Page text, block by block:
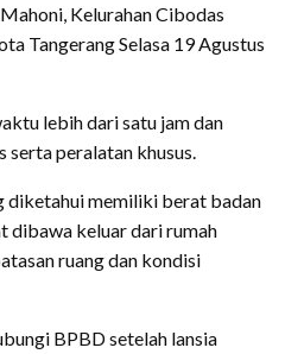
Kelurahan Cibodas
Tangerang Selasa 19 Agustus
lebih dari satu jam dan
serta peralatan khusus.
diketahui memiliki berat badan
dibawa keluar dari rumah
ruang dan kondisi
BPBD setelah lansia